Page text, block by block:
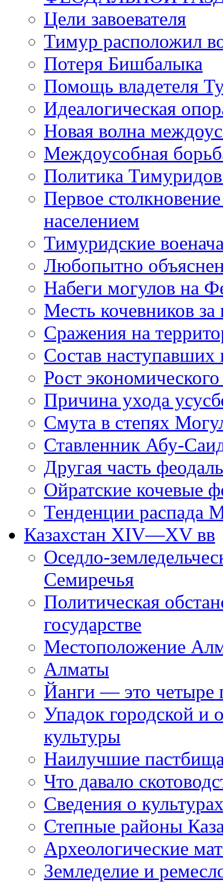
Цели завоевателя
Тимур расположил
Потеря Бишбалыка
Помощь владетеля
Идеалогическая
Новая волна
Междоусобная
Политика
Первое
населением
Тимуридские
Любопытно
Набеги могулов на
Месть кочевников за
Сражения на
Состав
Рост
Причина ухода
Смута в степях
Ставленник Абу-
Другая часть
Ойратские кочевые
Тенденции распада
Казахстан XIV—XV вв
Оседло-
Семиречья
Политическая
государстве
Местоположение
Алматы
Йанги — это четыре
Упадок городской и
культуры
Наилучшие
Что давало
Сведения о
Степные районы
Археологические
Земледелие и